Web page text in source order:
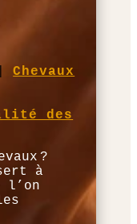
Chevaux
des
?
à
l’on